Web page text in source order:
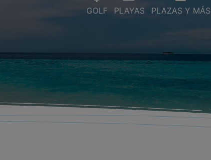
GOLF PLAYAS PLAZAS Y MÁS